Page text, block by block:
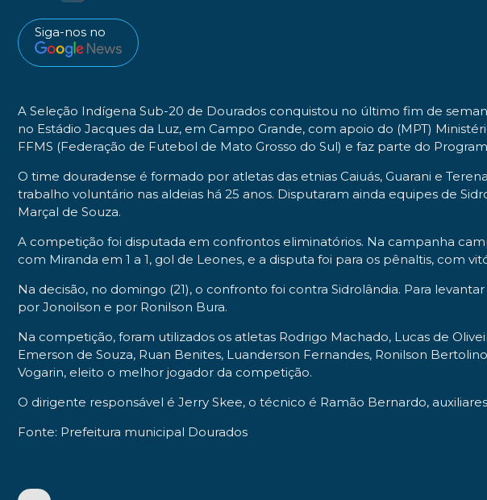
Siga-nos no
A Seleção Indígena Sub-20 de Dourados conquistou no último fim de
no Estádio Jacques da Luz, em Campo Grande, com apoio do (MPT)
FFMS (Federação de Futebol de Mato Grosso do Sul) e faz parte do
O time douradense é formado por atletas das etnias Caiuás, Guarani e
trabalho voluntário nas aldeias há 25 anos. Disputaram ainda equipes de
Marçal de Souza.
A competição foi disputada em confrontos eliminatórios. Na campanha
com Miranda em 1 a 1, gol de Leones, e a disputa foi para os pênaltis, com
Na decisão, no domingo (21), o confronto foi contra Sidrolândia. Para
por Jonoilson e por Ronilson Bura.
Na competição, foram utilizados os atletas Rodrigo Machado, Lucas de
Emerson de Souza, Ruan Benites, Luanderson Fernandes, Ronilson
Vogarin, eleito o melhor jogador da competição.
O dirigente responsável é Jerry Skee, o técnico é Ramão Bernardo,
Fonte: Prefeitura municipal Dourados